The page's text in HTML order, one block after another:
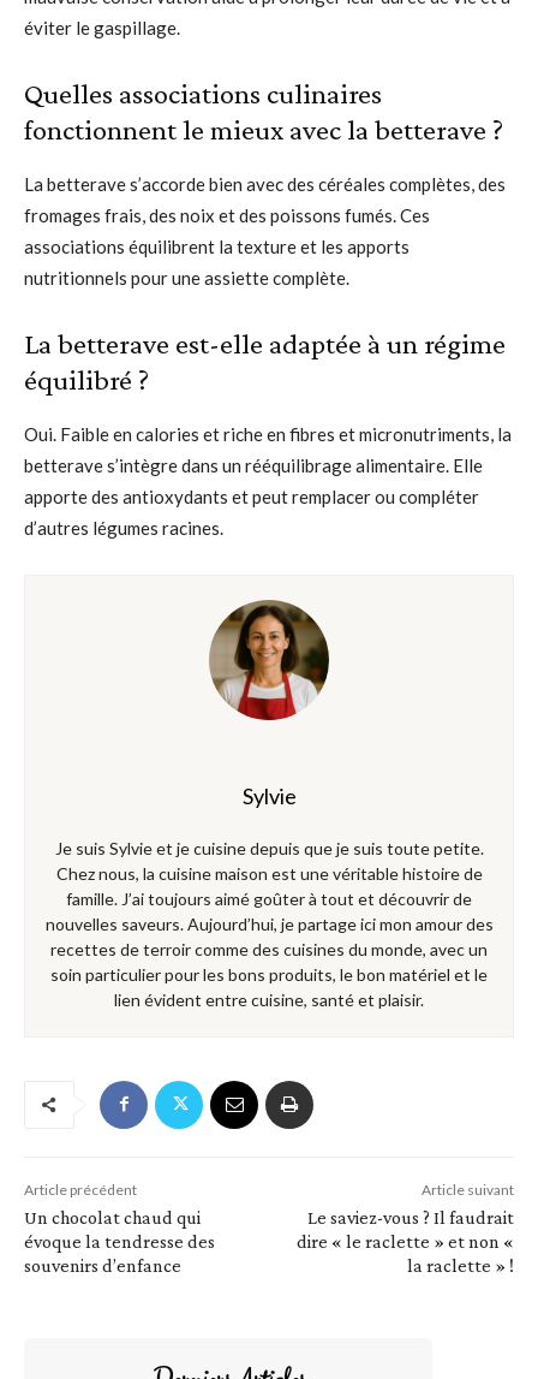
éviter le gaspillage.
Quelles associations culinaires
fonctionnent le mieux avec la betterave ?
La betterave s’accorde bien avec des céréales complètes, des
fromages frais, des noix et des poissons fumés. Ces
associations équilibrent la texture et les apports
nutritionnels pour une assiette complète.
La betterave est-elle adaptée à un régime
équilibré ?
Oui. Faible en calories et riche en fibres et micronutriments, la
betterave s’intègre dans un rééquilibrage alimentaire. Elle
apporte des antioxydants et peut remplacer ou compléter
d’autres légumes racines.
Sylvie
Je suis Sylvie et je cuisine depuis que je suis toute petite.
Chez nous, la cuisine maison est une véritable histoire de
famille. J’ai toujours aimé goûter à tout et découvrir de
nouvelles saveurs. Aujourd’hui, je partage ici mon amour des
recettes de terroir comme des cuisines du monde, avec un
soin particulier pour les bons produits, le bon matériel et le
lien évident entre cuisine, santé et plaisir.
Article précédent
Un chocolat chaud qui
évoque la tendresse des
souvenirs d’enfance
Article suivant
Le saviez-vous ? Il faudrait
dire « le raclette » et non «
la raclette » !